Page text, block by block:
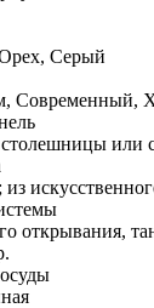
Серый
Современный,
или
из
открывания,